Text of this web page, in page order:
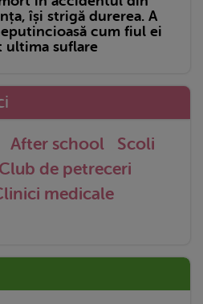
își strigă durerea. A
cum fiul ei
ultima suflare
After school
Scoli
Club de petreceri
medicale